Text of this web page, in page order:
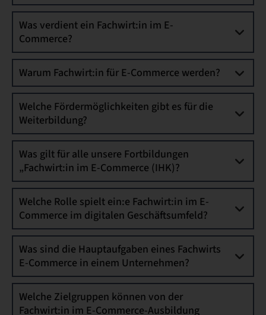
Was verdient ein Fachwirt:in im E-
Commerce?
Warum Fachwirt:in für E-Commerce werden?
Welche Fördermöglichkeiten gibt es für die
Weiterbildung?
Was gilt für alle unsere Fortbildungen
„Fachwirt:in im E-Commerce (IHK)?
Welche Rolle spielt ein:e Fachwirt:in im E-
Commerce im digitalen Geschäftsumfeld?
Was sind die Hauptaufgaben eines Fachwirts
E-Commerce in einem Unternehmen?
Welche Zielgruppen können von der
Fachwirt:in im E-Commerce-Ausbildung